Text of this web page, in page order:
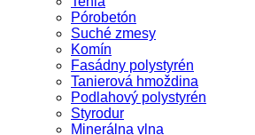
Pórobetón
Suché zmesy
Komín
Fasádny polystyrén
Tanierová hmoždina
Podlahový polystyrén
Styrodur
Minerálna vlna